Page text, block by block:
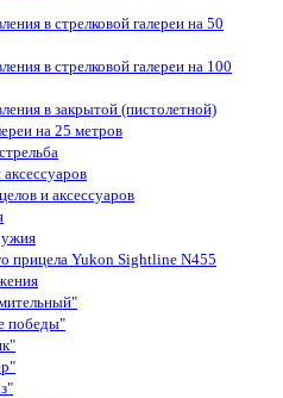
в стрелковой галереи на 50
в стрелковой галереи на 100
в закрытой (пистолетной)
на 25 метров
и аксессуаров
прицела Yukon Sightline N455
победы"